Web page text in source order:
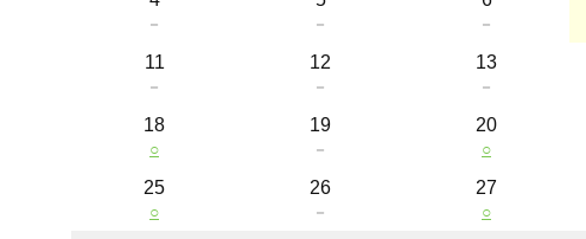
－ － －
11
－
12
－
13
－
18
○
19
－
20
○
25
○
26
－
27
○